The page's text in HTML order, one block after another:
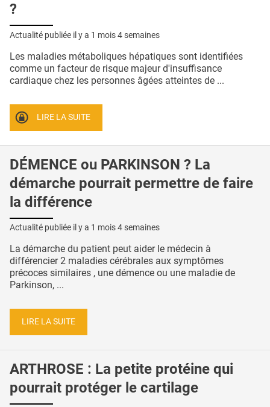
?
Actualité publiée il y a 1 mois 4 semaines
Les maladies métaboliques hépatiques sont identifiées
comme un facteur de risque majeur d'insuffisance
cardiaque chez les personnes âgées atteintes de ...
LIRE LA SUITE
DÉMENCE ou PARKINSON ? La
démarche pourrait permettre de faire
la différence
Actualité publiée il y a 1 mois 4 semaines
La démarche du patient peut aider le médecin à
différencier 2 maladies cérébrales aux symptômes
précoces similaires , une démence ou une maladie de
Parkinson, ...
LIRE LA SUITE
ARTHROSE : La petite protéine qui
pourrait protéger le cartilage